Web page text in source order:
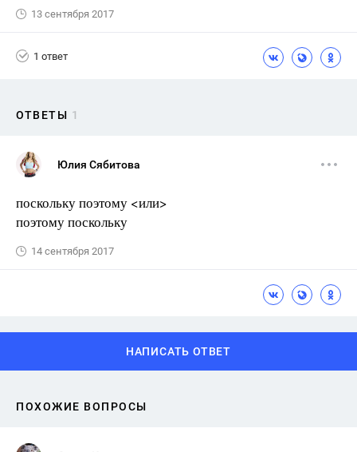
13 сентября 2017
1 ответ
ОТВЕТЫ 1
Юлия Сябитова
поскольку поэтому <или>
поэтому поскольку
14 сентября 2017
НАПИСАТЬ ОТВЕТ
ПОХОЖИЕ ВОПРОСЫ